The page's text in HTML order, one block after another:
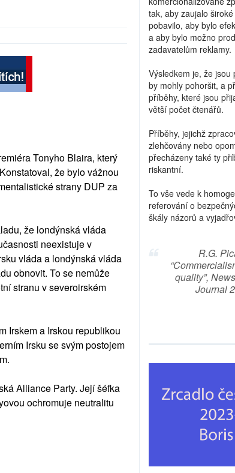
Tonyho Blaira, který
že bylo vážnou
strany DUP za
že londýnská vláda
neexistuje v
vláda a londýnská vláda
obnovit. To se nemůže
stranu v severoirském
Irskem a Irskou republikou
Irsku se svým postojem
Alliance Party. Její šéfka
ochromuje neutralitu
tak, aby zaujalo
pobavilo, aby bylo
a aby bylo možno
zadavatelům reklamy.
Výsledkem je, že
by mohly pohoršit, a
příběhy, které jsou
větší počet čtenářů.
Příběhy, jejichž
zlehčovány nebo
přecházeny také ty
riskantní.
To vše vede k
referování o
škály názorů a
R.G.
quality”,
Journal